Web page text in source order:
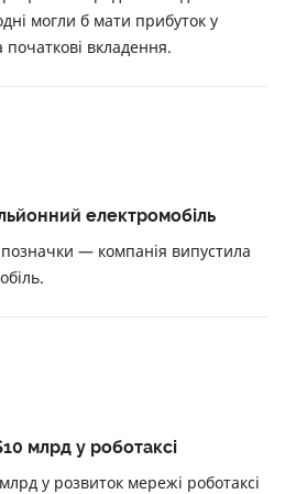
могли б мати прибуток у
початкові вкладення.
електромобіль
позначки — компанія випустила
млрд у роботаксі
у розвиток мережі роботаксі